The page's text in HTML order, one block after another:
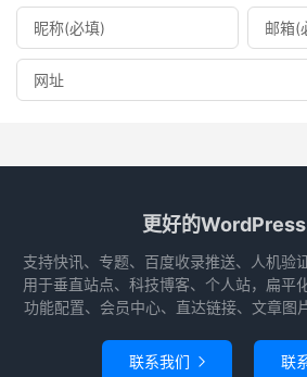
更好的
支持快讯、专题、百度收录推送、人机验
用于垂直站点、科技博客、个人站，扁平
功能配置、会员中心、直达链接、文章图
联系我们  联